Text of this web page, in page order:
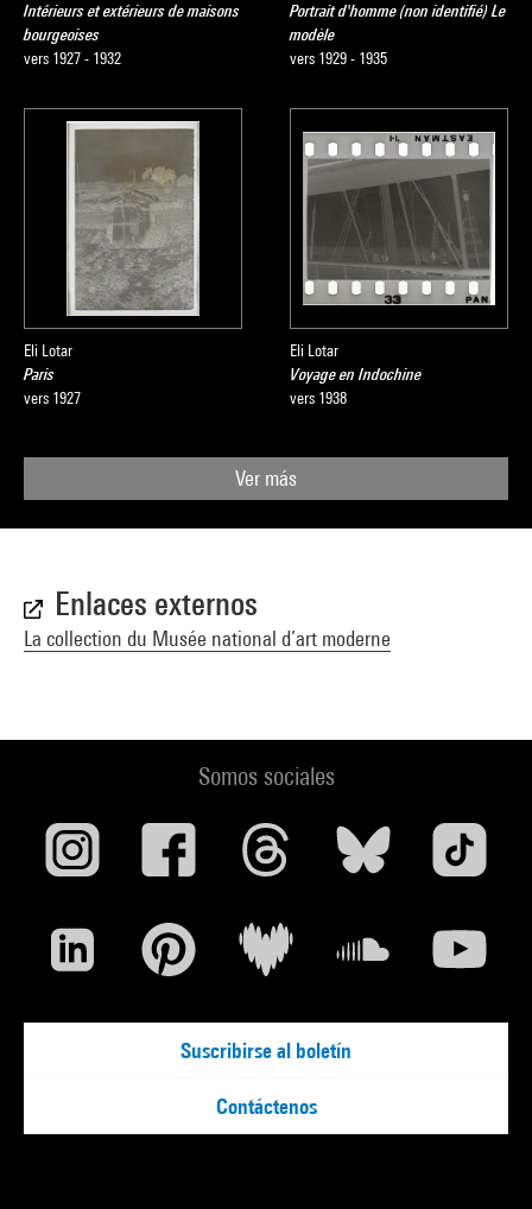
Intérieurs et extérieurs de maisons
bourgeoises
vers 1927 - 1932
Portrait d'homme (non identifié) Le
modèle
vers 1929 - 1935
Eli Lotar
Paris
vers 1927
Eli Lotar
Voyage en Indochine
vers 1938
Ver más
Enlaces externos
La collection du Musée national d’art moderne
Somos sociales
Suscribirse al boletín
Contáctenos